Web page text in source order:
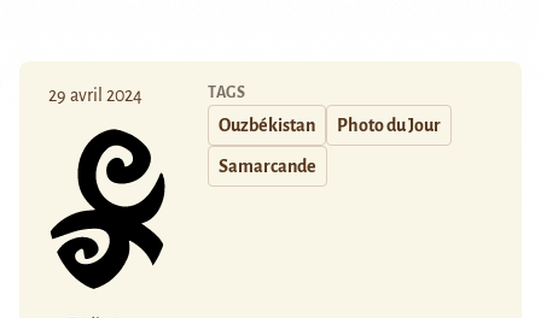
29 avril 2024 TAGS
Ouzbékistan Photo du Jour
Samarcande